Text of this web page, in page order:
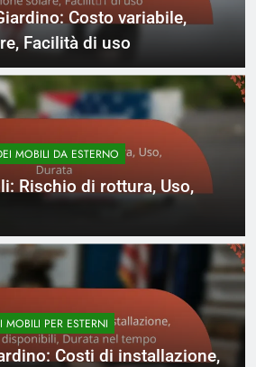
Costo variabile,
Facilità di uso
MOBILI DA ESTERNO
Rischio di rottura, Uso,
PER ESTERNI
Costi di installazione,